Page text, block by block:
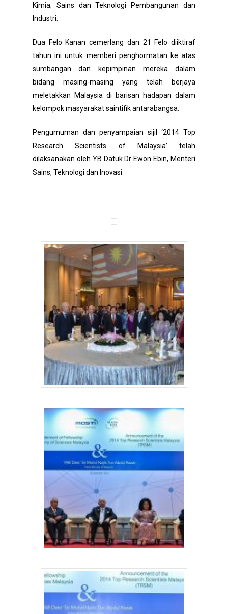
Kimia; Sains dan Teknologi Pembangunan dan
Industri.
Dua Felo Kanan cemerlang dan 21 Felo diiktiraf
tahun ini untuk memberi penghormatan ke atas
sumbangan dan kepimpinan mereka dalam
bidang masing-masing yang telah berjaya
meletakkan Malaysia di barisan hadapan dalam
kelompok masyarakat saintifik antarabangsa.
Pengumuman dan penyampaian sijil ‘2014 Top
Research Scientists of Malaysia’ telah
dilaksanakan oleh YB Datuk Dr Ewon Ebin, Menteri
Sains, Teknologi dan Inovasi.